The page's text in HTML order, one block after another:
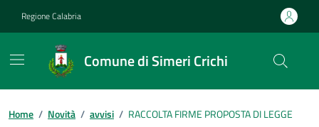
Regione Calabria
Comune di Simeri Crichi
Home / Novità / avvisi / RACCOLTA FIRME PROPOSTA DI LEGGE